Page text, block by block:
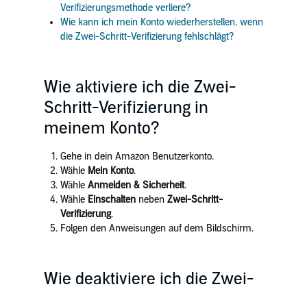
Verifizierungsmethode verliere?
Wie kann ich mein Konto wiederherstellen, wenn
die Zwei-Schritt-Verifizierung fehlschlägt?
Wie aktiviere ich die Zwei-
Schritt-Verifizierung in
meinem Konto?
Gehe in dein Amazon Benutzerkonto.
Wähle Mein Konto.
Wähle Anmelden & Sicherheit.
Wähle Einschaltenneben Zwei-Schritt-
Verifizierung.
Folgen den Anweisungen auf dem Bildschirm.
Wie deaktiviere ich die Zwei-